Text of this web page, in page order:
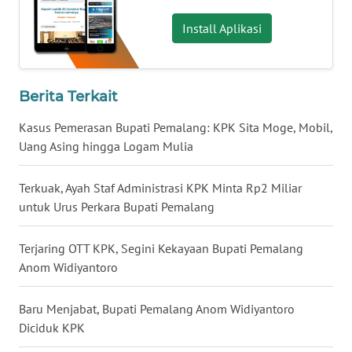
Install Aplikasi
Berita Terkait
Kasus Pemerasan Bupati Pemalang: KPK Sita Moge, Mobil,
Uang Asing hingga Logam Mulia
Terkuak, Ayah Staf Administrasi KPK Minta Rp2 Miliar
untuk Urus Perkara Bupati Pemalang
Terjaring OTT KPK, Segini Kekayaan Bupati Pemalang
Anom Widiyantoro
Baru Menjabat, Bupati Pemalang Anom Widiyantoro
Diciduk KPK
WN
BABEL
SUMBAR
WN
SUMSEL
WN
BENGKULU
WN
LAMPUNG
WN
JATENG